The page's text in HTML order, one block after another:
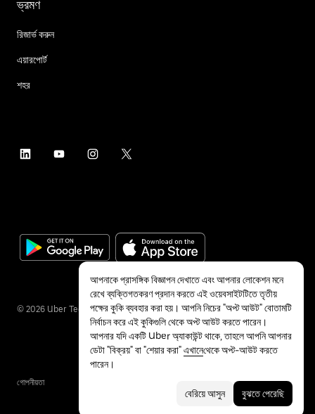
ভ্রমণ
রিজার্ভ করুন
এয়ারপোর্ট
শহর
© 2026 Uber Technologies Inc.
গোপনীয়তা
আপনাকে প্রাসঙ্গিক বিজ্ঞাপন দেখাতে এবং আপনার লোকেশন মনে
রেখে ব্যক্তিগতকরণ প্রদান করতে এই ওয়েবসাইটটিতে তৃতীয়
পক্ষের কুকি ব্যবহার করা হয়। আপনি নিচের "অপ্ট আউট" বোতামটি
নির্বাচন করে এই কুকিগুলি থেকে অপ্ট আউট করতে পারেন।
আপনার যদি একটি Uber অ্যাকাউন্ট থাকে, তাহলে আপনি আপনার
ডেটা "বিক্রয়" বা "শেয়ার করা"এখানেথেকে অপ্ট-আউট করতে
পারেন।
বেরিয়ে আসুন বুঝতে পেরেছি